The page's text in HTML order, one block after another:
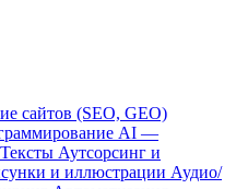
сайтов (SEO, GEO)
AI —
Тексты Аутсорсинг и
и иллюстрации Аудио/